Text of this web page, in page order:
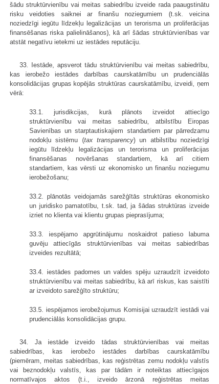
šādu struktūrvienību vai meitas sabiedrību izveide rada paaugstinātu
risku veidoties saiknei ar finanšu noziegumiem (t.sk. veicina
noziedzīgi iegūtu līdzekļu legalizācijas un terorisma un proliferācijas
finansēšanas riska palielināšanos), kā arī šādas struktūrvienības var
atstāt negatīvu ietekmi uz iestādes reputāciju.
33. Iestāde, apsverot tādu struktūrvienību vai meitas sabiedrību,
kas ierobežo iestādes darbības caurskatāmību un prudenciālās
konsolidācijas grupas kopējās struktūras caurskatāmību, izveidi, ņem
vērā:
33.1. jurisdikcijas, kurā plānots izveidot attiecīgo
struktūrvienību vai meitas sabiedrību, atbilstību Eiropas
Savienības un starptautiskajiem standartiem par pārredzamu
nodokļu sistēmu (tax transparency) un atbilstību noziedzīgi
iegūtu līdzekļu legalizācijas un terorisma un proliferācijas
finansēšanas novēršanas standartiem, kā arī citiem
standartiem, kas vērsti uz ekonomisko un finanšu noziegumu
ierobežošanu;
33.2. plānotās veidojamās sarežģītās struktūras ekonomisko
un juridisko pamatotību, t.sk. tad, ja šādas struktūras izveide
izriet no klienta vai klientu grupas pieprasījuma;
33.3. iespējamo apgrūtinājumu noskaidrot patieso labuma
guvēju attiecīgās struktūrvienības vai meitas sabiedrības
izveides rezultātā;
33.4. iestādes padomes un valdes spēju uzraudzīt izveidoto
struktūrvienību vai meitas sabiedrību, kā arī riskus, kas saistīti
ar izveidoto sarežģīto struktūru;
33.5. iespējamos ierobežojumus Komisijai uzraudzīt iestādi vai
prudenciālās konsolidācijas grupu.
34. Ja iestāde izveido tādas struktūrvienības vai meitas
sabiedrības, kas ierobežo iestādes darbības caurskatāmību
(piemēram, meitas sabiedrības, kas reģistrētas zemu nodokļu valstīs
vai beznodokļu valstīs, kas par tādām ir noteiktas attiecīgajos
normatīvajos aktos (t.i., izveido ārzonā reģistrētas meitas